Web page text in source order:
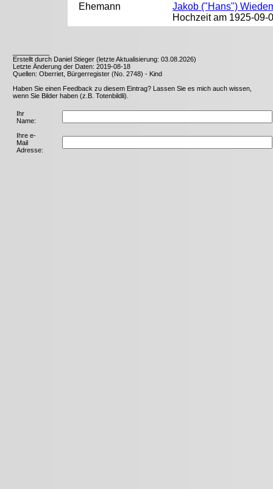
Ehemann
Jakob ("Hans")
Hochzeit am 1925-09-
Erstellt durch Daniel Stieger (letzte Aktualisierung: 03.08.2026)
Letzte Änderung der Daten: 2019-08-18
Quellen: Oberriet, Bürgerregister (No. 2748) - Kind
Haben Sie einen Feedback zu diesem Eintrag? Lassen Sie es mich auch wissen,
wenn Sie Bilder haben (z.B. Totenbildli).
Ihr
Name:
Ihre e-
Mail
Adresse: